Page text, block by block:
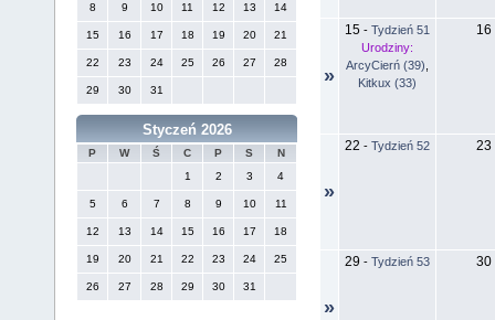
8 9 10 11 12 13 14
15 16 17 18 19 20 21
22 23 24 25 26 27 28
29 30 31
Styczeń 2026
P W Ś C P S
N
1
2 3 4
5 6 7 8 9 10 11
12 13 14 15 16 17 18
19 20 21 22 23 24 25
26 27 28 29 30 31
»
15 - Tydzień 51
Urodziny:
ArcyCierń (39)
Kitkux (33)
16
»
22 - Tydzień 52 23
»
29 - Tydzień 53 30